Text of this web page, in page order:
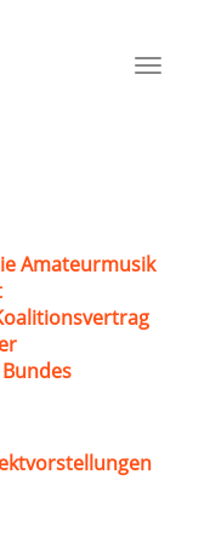
Toggle
Amateurmusik